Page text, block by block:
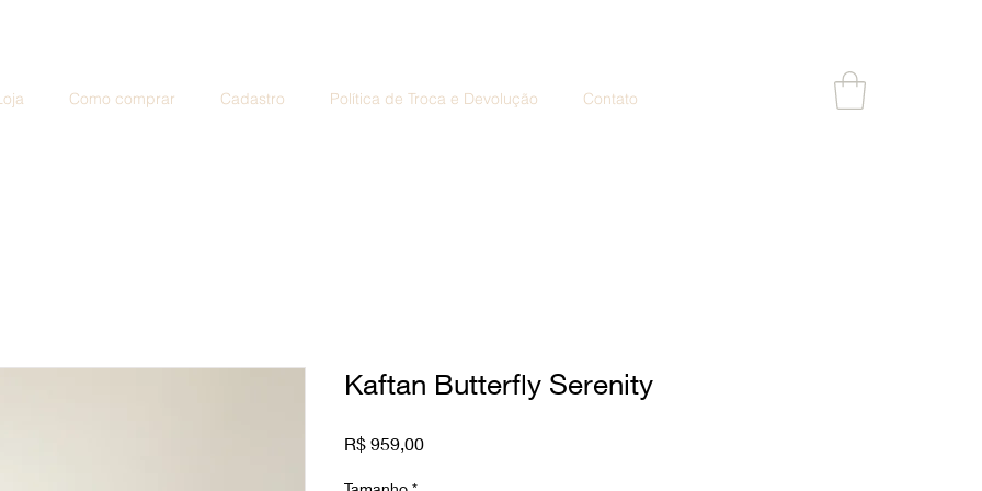
Como comprar Cadastro Política de Troca e Devolução Contato
Kaftan Butterfly Serenity
R$ 959,00Preço